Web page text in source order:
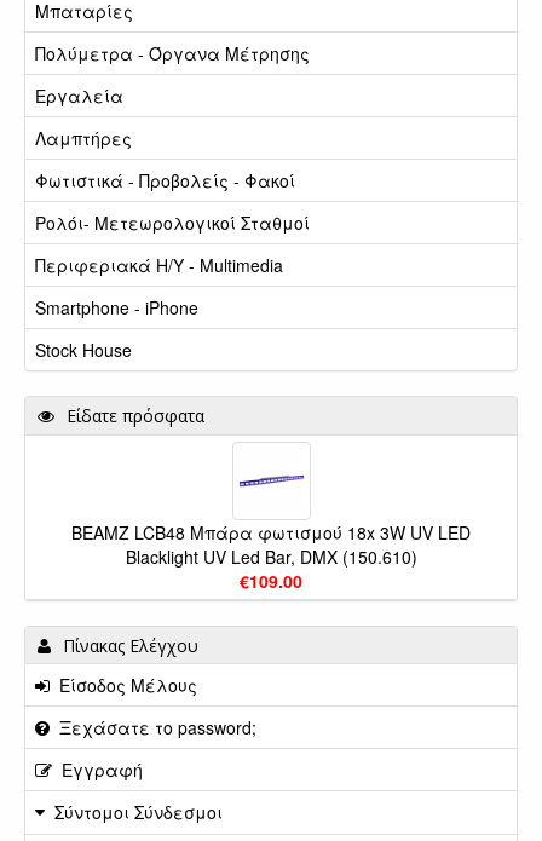
Μπαταρίες
Πολύμετρα - Όργανα Μέτρησης
Εργαλεία
Λαμπτήρες
Φωτιστικά - Προβολείς - Φακοί
Ρολόι- Μετεωρολογικοί Σταθμοί
Περιφεριακά Η/Υ - Multimedia
Smartphone - iPhone
Stock House
Είδατε πρόσφατα
BEAMZ LCB48 Μπάρα φωτισμού 18x 3W UV LED
Blacklight UV Led Bar, DMX (150.610)
€109.00
Πίνακας Ελέγχου
Είσοδος Μέλους
Ξεχάσατε το password;
Εγγραφή
Σύντομοι Σύνδεσμοι